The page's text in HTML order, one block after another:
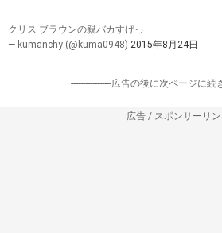
クリス ブラウンの親バカすげっ
— kumanchy (@kuma0948) 2015年8月24日
-----------------広告の後に次ページに続
広告 / スポンサーリン